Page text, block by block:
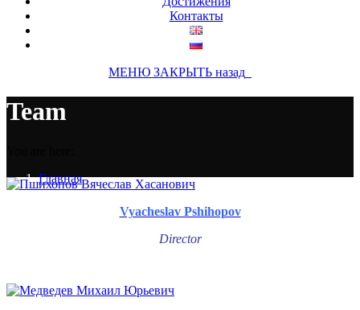
Контакты
МЕНЮ ЗАКРЫТЬ назад
Team
Главная
Team
Vyacheslav Pshihopov
Director